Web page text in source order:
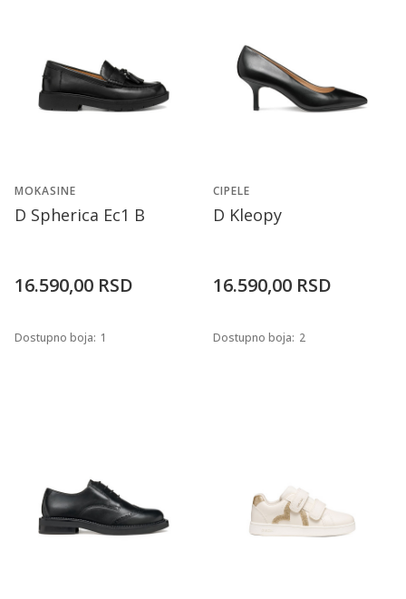
MOKASINE
D Spherica Ec1 B
16.590,00 RSD
Dostupno boja: 1
CIPELE
D Kleopy
16.590,00 RSD
Dostupno boja: 2